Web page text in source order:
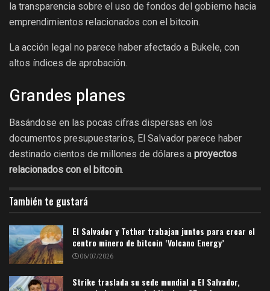
la transparencia sobre el uso de fondos del gobierno hacia
emprendimientos relacionados con el bitcoin.
La acción legal no parece haber afectado a Bukele, con
altos índices de aprobación.
Grandes planes
Basándose en las pocas cifras dispersas en los
documentos presupuestarios, El Salvador parece haber
destinado cientos de millones de dólares a proyectos
relacionados con el bitcoin.
También te gustará
El Salvador y Tether trabajan juntos para crear el
centro minero de bitcoin ‘Volcano Energy’
06/07/2026
Strike traslada su sede mundial a El Salvador,